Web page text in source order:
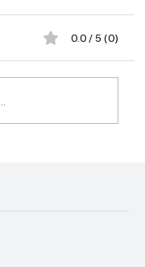
0.0 / 5 (0)